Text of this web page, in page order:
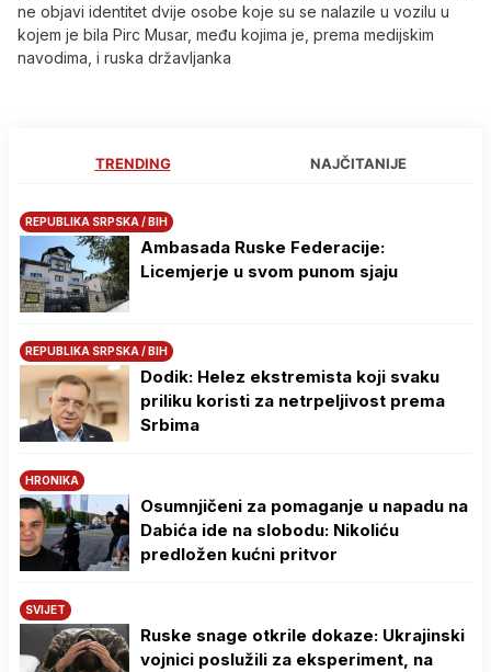
ne objavi identitet dvije osobe koje su se nalazile u vozilu u
kojem je bila Pirc Musar, među kojima je, prema medijskim
navodima, i ruska državljanka
TRENDING NAJČITANIJE
REPUBLIKA SRPSKA / BIH
Ambasada Ruske Federacije:
Licemjerje u svom punom sjaju
REPUBLIKA SRPSKA / BIH
Dodik: Helez ekstremista koji svaku
priliku koristi za netrpeljivost prema
Srbima
HRONIKA
Osumnjičeni za pomaganje u napadu na
Dabića ide na slobodu: Nikoliću
predložen kućni pritvor
SVIJET
Ruske snage otkrile dokaze: Ukrajinski
vojnici poslužili za eksperiment, na